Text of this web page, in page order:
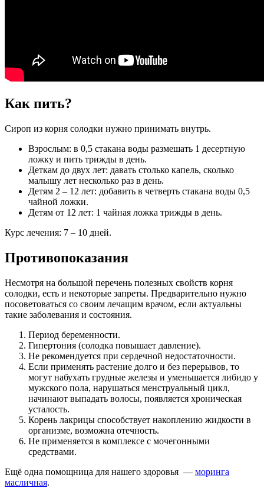
Как пить?
Сироп из корня солодки нужно принимать внутрь.
Взрослым: в 0,5 стакана воды размешать 1 десертную
ложку и пить трижды в день.
Деткам до двух лет: давать столько капель, сколько
малышу лет несколько раз в день.
Детям 2 – 12 лет: добавить в четверть стакана воды 0,5
чайной ложки.
Детям от 12 лет: 1 чайная ложка трижды в день.
Курс лечения: 7 – 10 дней.
Противопоказания
Несмотря на большой перечень полезных свойств корня
солодки, есть и некоторые запреты. Предварительно нужно
посоветоваться со своим лечащим врачом, если актуальны
такие заболевания и состояния.
Период беременности.
Гипертония (солодка повышает давление).
Не рекомендуется при сердечной недостаточности.
Если применять растение долго и без перерывов, то
могут набухать грудные железы и уменьшается либидо у
мужского пола, нарушаться менструальный цикл,
начинают выпадать волосы, появляется хроническая
усталость.
Корень лакрицы способствует накоплению жидкости в
организме, возможна отечность.
Не применяется в комплексе с мочегонными
средствами.
Ещё одна помощница для нашего здоровья — моринга
масличная.